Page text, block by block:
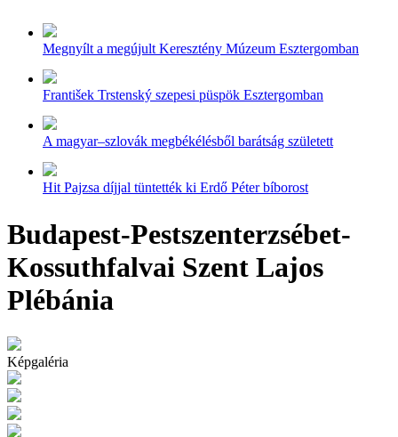
Megnyílt a megújult Keresztény Múzeum Esztergomban
František Trstenský szepesi püspök Esztergomban
A magyar–szlovák megbékélésből barátság született
Hit Pajzsa díjjal tüntették ki Erdő Péter bíborost
Budapest-Pestszenterzsébet-
Kossuthfalvai Szent Lajos
Plébánia
Képgaléria